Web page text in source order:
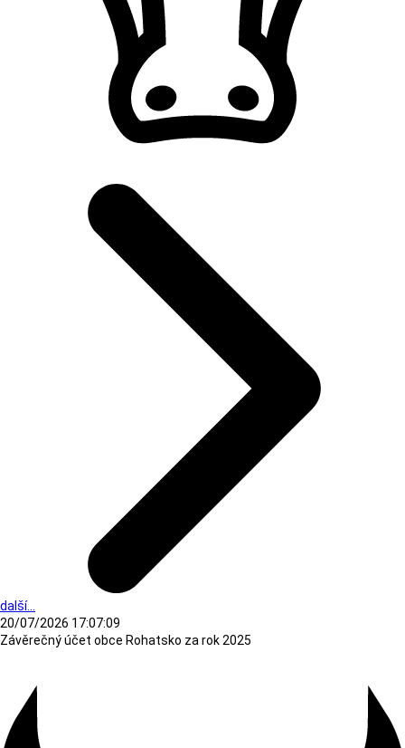
další...
20/07/2026 17:07:09
Závěrečný účet obce Rohatsko za rok 2025